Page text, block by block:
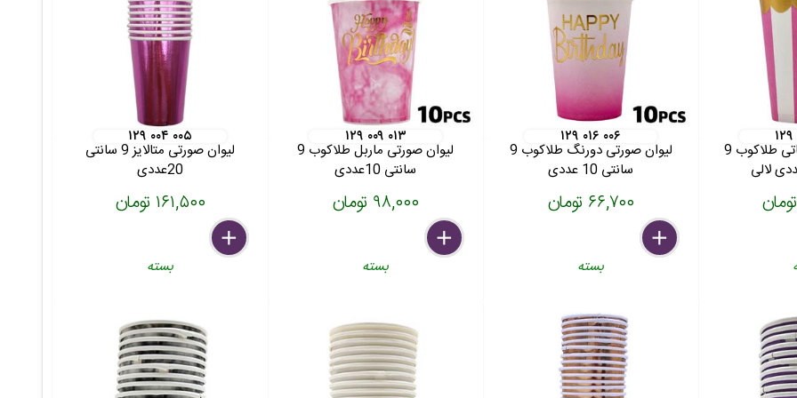
لیوان صورتی آبنباتی طلاکوب 9
۱۲۹ ۰۱۶ ۰۰۶
لیوان صورتی دورنگ طلاکوب 9
سانتی 10 عددی
۶۶,۷۰۰ تومان
delete
remove
add
بسته
۱۲۹ ۰۰۹ ۰۱۳
لیوان صورتی ماربل طلاکوب 9
سانتی 10عددی
۹۸,۰۰۰ تومان
delete
remove
add
بسته
۱۲۹ ۰۰۴ ۰۰۵
لیوان صورتی متالایز 9 سانتی
20عددی
۱۶۱,۵۰۰ تومان
delete
remove
add
بسته